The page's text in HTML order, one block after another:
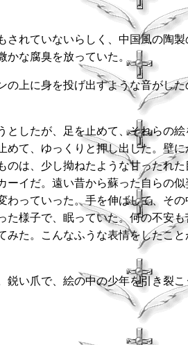
されていないらしく、中国風の陶製
な腐臭を放っていた。
上に身を投げ出すような音がした
としたが、足を止めて、それらの
て、ゆっくりと押し出した。壁に
のは、少し拗ねたような甘ったれ
イだ。遠い昔から蘇った自らの似
っていった。手を伸ばして、その
様子で、眠っていた。何の不安も
た。こんなふうな表情をしたこと
い爪で、絵の中の少年を引き裂こ